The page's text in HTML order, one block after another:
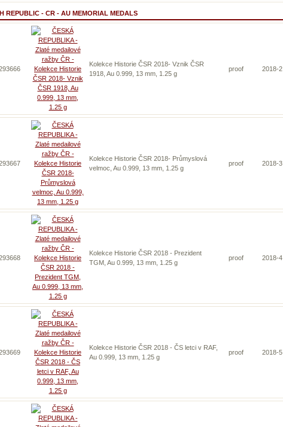
REPUBLIC - CR - AU MEMORIAL MEDALS
Kolekce Historie ČSR 2018- Vznik ČSR
1918, Au 0.999, 13 mm, 1.25 g
proof 2018-2
Kolekce Historie ČSR 2018- Průmyslová
velmoc, Au 0.999, 13 mm, 1.25 g
proof 2018-3
Kolekce Historie ČSR 2018 - Prezident
TGM, Au 0.999, 13 mm, 1.25 g
proof 2018-4
Kolekce Historie ČSR 2018 - ČS letci v RAF,
Au 0.999, 13 mm, 1.25 g
proof 2018-5